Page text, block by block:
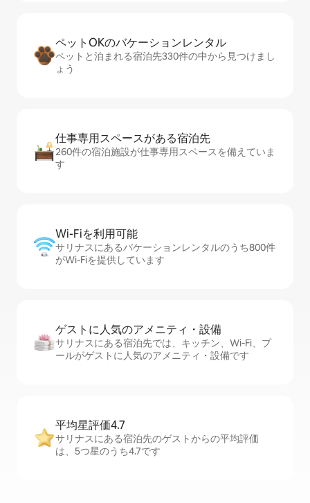
ペットOKのバ⁠ケ⁠ー⁠シ⁠ョ⁠ンレ⁠ン⁠タ⁠ル
ペットと泊まれる宿泊先330件の中から見つけまし
ょう
仕事専用ス⁠ペ⁠ー⁠スがあ⁠る宿⁠泊⁠先
260件の宿泊施設が仕事専用スペースを備えていま
す
Wi-Fiを利⁠用⁠可⁠能
サリナスにあるバケーションレンタルのうち800件
がWi-Fiを提供しています
ゲストに人⁠気⁠のア⁠メ⁠ニ⁠テ⁠ィ・設⁠備
サリナスにある宿泊先では、キッチン、Wi-Fi、プ
ールがゲストに人気のアメニティ・設備です
平均星評価4.7
サリナスにある宿泊先のゲストからの平均評価
は、5つ星のうち4.7です